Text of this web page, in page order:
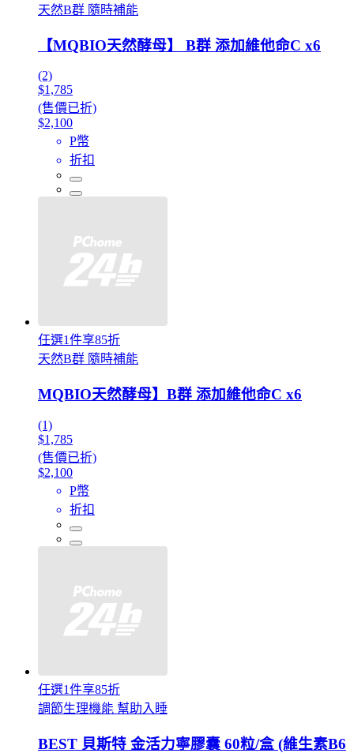
天然B群 隨時補能
【MQBIO天然酵母】 B群 添加維他命C x6
(2)
$1,785
(售價已折)
$2,100
P幣
折扣
任選1件享85折
天然B群 隨時補能
MQBIO天然酵母】B群 添加維他命C x6
(1)
$1,785
(售價已折)
$2,100
P幣
折扣
任選1件享85折
調節生理機能 幫助入睡
BEST 貝斯特 金活力寧膠囊 60粒/盒 (維生素B6